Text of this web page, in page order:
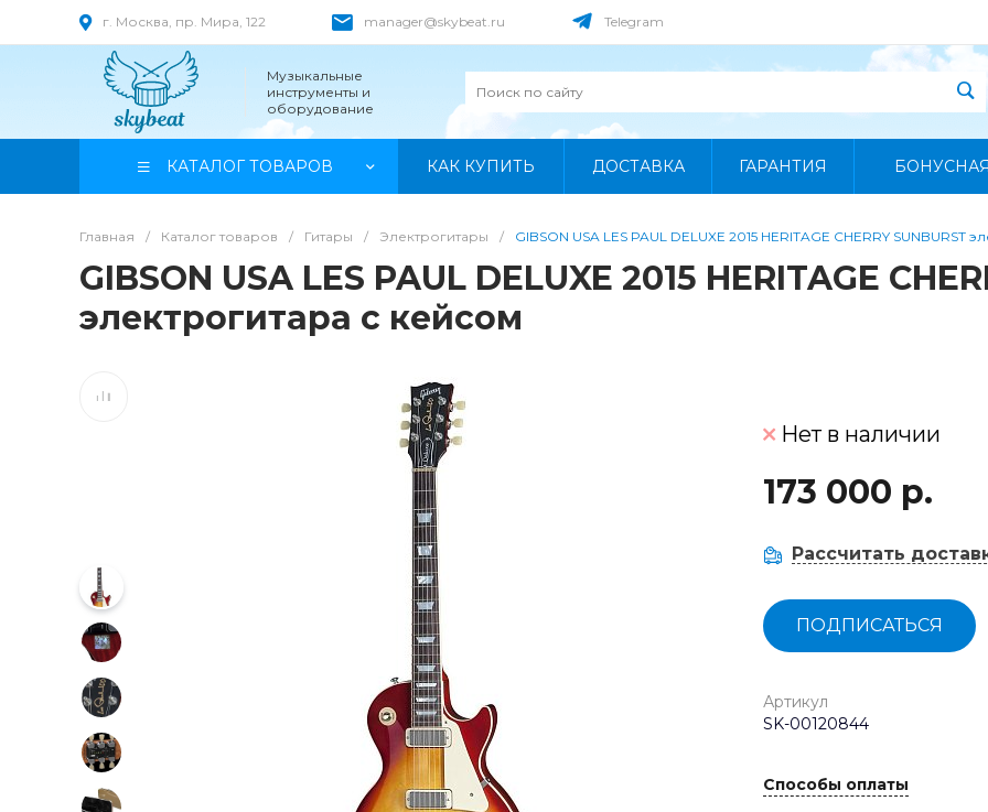
г. Москва, пр. Мира, 122 manager@skybeat.ru Telegram
Музыкальные
инструменты и
оборудование
КАТАЛОГ ТОВАРОВ КАК КУПИТЬ ДОСТАВКА ГАРАНТИЯ
Главная / Каталог товаров / Гитары / Электрогитары / GIBSON USA LES PAUL DELUXE 2015 HERITAGE CHERRY SUNBURST
GIBSON USA LES PAUL DELUXE 2015 HERITAGE
электрогитара с кейсом
Нет в наличии
173 000 р.
Рассчитать
ПОДПИСАТЬСЯ
Артикул
SK-00120844
Способы оплаты